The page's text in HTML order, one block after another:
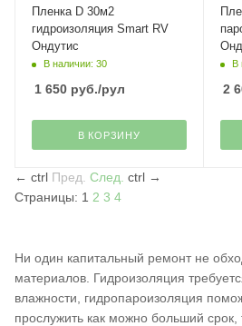
Пленка D 30м2
гидроизоляция Smart RV
Ондутис
В наличии: 30
1 650 руб./рул
В КОРЗИНУ
В
2
← ctrl Пред. След. ctrl →
Страницы: 1 2 3 4
Ни один капитальный ремонт не
материалов. Гидроизоляция
влажности, гидропароизоляция
прослужить как можно больший срок,